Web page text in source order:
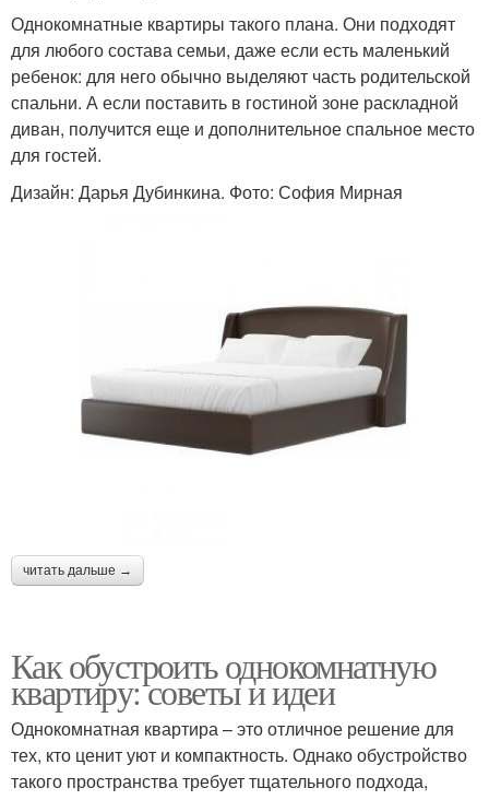
Однокомнатные квартиры такого плана. Они подходят
для любого состава семьи, даже если есть маленький
ребенок: для него обычно выделяют часть родительской
спальни. А если поставить в гостиной зоне раскладной
диван, получится еще и дополнительное спальное место
для гостей.
Дизайн: Дарья Дубинкина. Фото: София Мирная
читать дальше →
Как обустроить однокомнатную
квартиру: советы и идеи
Однокомнатная квартира – это отличное решение для
тех, кто ценит уют и компактность. Однако обустройство
такого пространства требует тщательного подхода,